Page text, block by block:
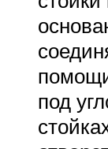
под